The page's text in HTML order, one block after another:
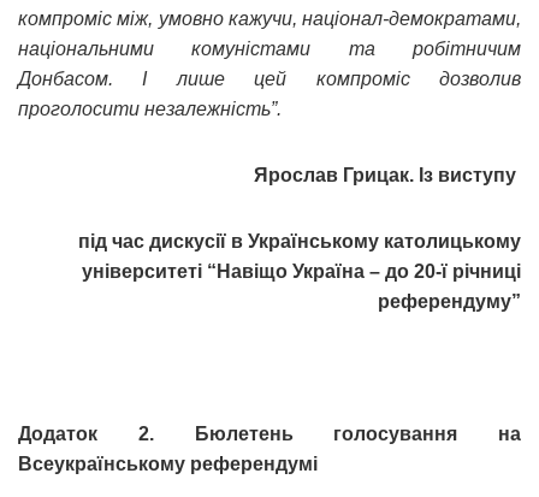
компроміс між, умовно кажучи, націонал-демократами,
національними комуністами та робітничим
Донбасом. І лише цей компроміс дозволив
проголосити незалежність”.
Ярослав Грицак. Із виступу
під час дискусії в Українському католицькому
університеті “Навіщо Україна – до 20-ї річниці
референдуму”
Додаток 2. Бюлетень голосування на
Всеукраїнському референдумі